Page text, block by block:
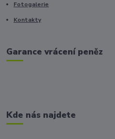
Fotogalerie
Kontakty
Garance vrácení peněz
Kde nás najdete